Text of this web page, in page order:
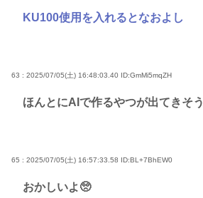
KU100使用を入れるとなおよし
63 : 2025/07/05(土) 16:48:03.40 ID:GmMi5mqZH
ほんとにAIで作るやつが出てきそう
65 : 2025/07/05(土) 16:57:33.58 ID:BL+7BhEW0
おかしいよ🥺